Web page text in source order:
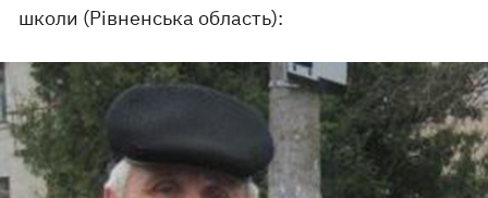
школи (Рівненська область):